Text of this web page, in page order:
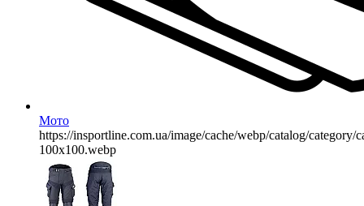
Мото
https://insportline.com.ua/image/cache/webp/catalog/category/
100x100.webp